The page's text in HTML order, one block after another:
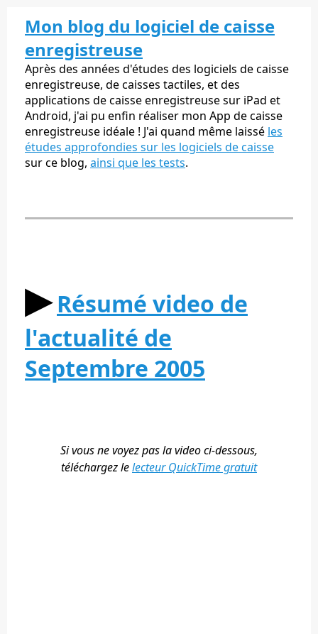
Mon blog du logiciel de caisse
enregistreuse
Après des années d'études des logiciels de caisse
enregistreuse, de caisses tactiles, et des
applications de caisse enregistreuse sur iPad et
Android, j'ai pu enfin réaliser mon App de caisse
enregistreuse idéale ! J'ai quand même laissé les
études approfondies sur les logiciels de caisse
sur ce blog, ainsi que les tests.
▶︎ Résumé video de
l'actualité de
Septembre 2005
Si vous ne voyez pas la video ci-dessous,
téléchargez lelecteur QuickTime gratuit